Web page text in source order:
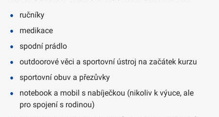
ručníky
medikace
spodní prádlo
outdoorové věci a sportovní ústroj na začátek kurzu
sportovní obuv a přezůvky
notebook a mobil s nabíječkou (nikoliv k výuce, ale
pro spojení s rodinou)